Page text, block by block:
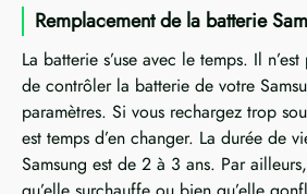
Remplacement de la batterie
La batterie s’use avec le temps. Il
de contrôler la batterie de votre
paramètres. Si vous rechargez trop
est temps d’en changer. La durée de
Samsung est de 2 à 3 ans. Par